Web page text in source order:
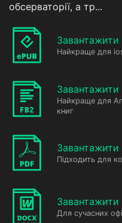
обсерваторії, а тр...
Завантажити
Найкраще для
Завантажити
Найкраще для
книг
Завантажити
Підходить для
Завантажити
Для сучасних